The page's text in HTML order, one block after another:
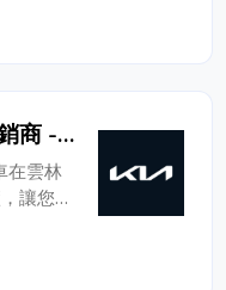
豐富的專業團隊，致
見解的設計師，他
位車主的坐駕提供最
是偏愛奢華風格，我
汽車包膜方案。 我
求，包括車身外觀改
提升等多個方面。不
技術、烤漆服務，以
商 -
在雲林
讓您買
雲林
雲林